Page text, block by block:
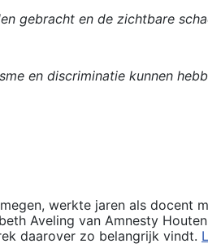
gebracht en de zichtbare
en discriminatie kunnen
werkte jaren als
Aveling van Amnesty
daarover zo belangrijk vindt.